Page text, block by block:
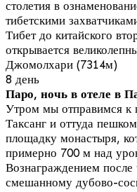
столетия в
тибетскими
Тибет до китайского
открывается
Джомолхари (7314м)
8 день
Паро, ночь в отеле в
Утром мы отправимся к
Таксанг и оттуда
площадку монастыря,
примерно 700 м над
Вознаграждением после
смешанному дубово-